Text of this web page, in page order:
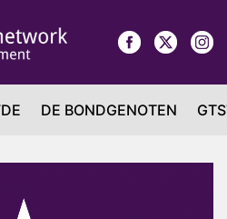
DE BONDGENOTEN